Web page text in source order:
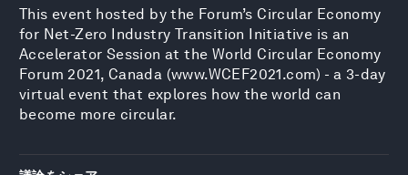
This event hosted by the Forum’s Circular Economy
for Net-Zero Industry Transition Initiative is an
Accelerator Session at the World Circular Economy
Forum 2021, Canada (www.WCEF2021.com) - a 3-day
virtual event that explores how the world can
become more circular.